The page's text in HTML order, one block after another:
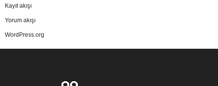
Kayıt akışı
Yorum akışı
WordPress.org